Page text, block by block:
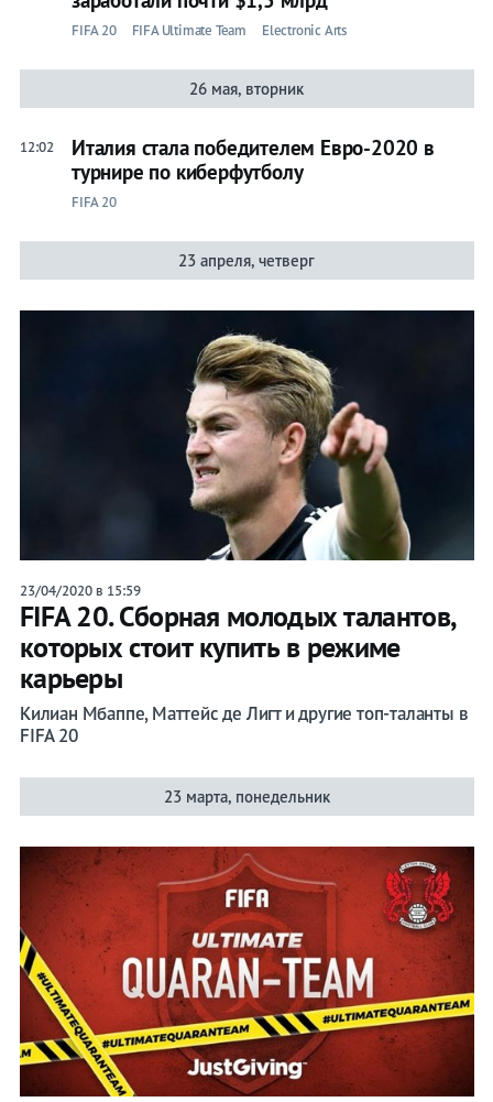
FIFA 20 FIFA Ultimate Team Electronic Arts
26 мая, вторник
12:02
Италия стала победителем Евро-2020 в
турнире по киберфутболу
FIFA 20
23 апреля, четверг
23/04/2020 в 15:59
FIFA 20. Сборная молодых талантов,
которых стоит купить в режиме
карьеры
Килиан Мбаппе, Маттейс де Лигт и другие топ-таланты в
FIFA 20
23 марта, понедельник